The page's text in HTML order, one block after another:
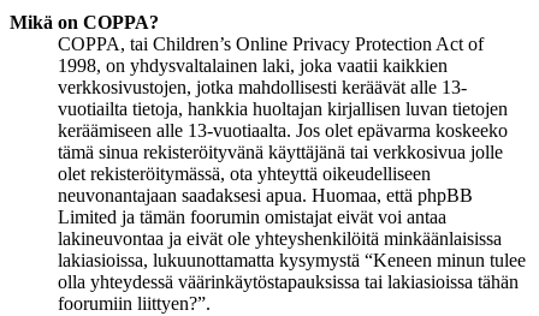
Mikä on COPPA?
COPPA, tai Children’s Online Privacy Protection Act of
1998, on yhdysvaltalainen laki, joka vaatii kaikkien
verkkosivustojen, jotka mahdollisesti keräävät alle 13-
vuotiailta tietoja, hankkia huoltajan kirjallisen luvan tietojen
keräämiseen alle 13-vuotiaalta. Jos olet epävarma koskeeko
tämä sinua rekisteröityvänä käyttäjänä tai verkkosivua jolle
olet rekisteröitymässä, ota yhteyttä oikeudelliseen
neuvonantajaan saadaksesi apua. Huomaa, että phpBB
Limited ja tämän foorumin omistajat eivät voi antaa
lakineuvontaa ja eivät ole yhteyshenkilöitä minkäänlaisissa
lakiasioissa, lukuunottamatta kysymystä “Keneen minun tulee
olla yhteydessä väärinkäytöstapauksissa tai lakiasioissa tähän
foorumiin liittyen?”.